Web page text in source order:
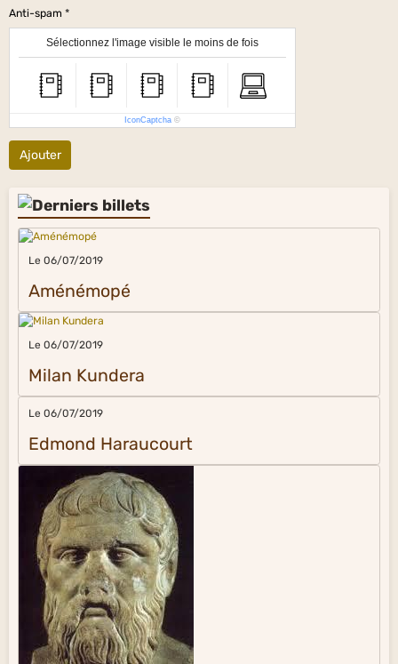
Anti-spam
Sélectionnez l'image visible le moins de fois
IconCaptcha ©
Ajouter
Le 06/07/2019
Aménémopé
Le 06/07/2019
Milan Kundera
Le 06/07/2019
Edmond Haraucourt